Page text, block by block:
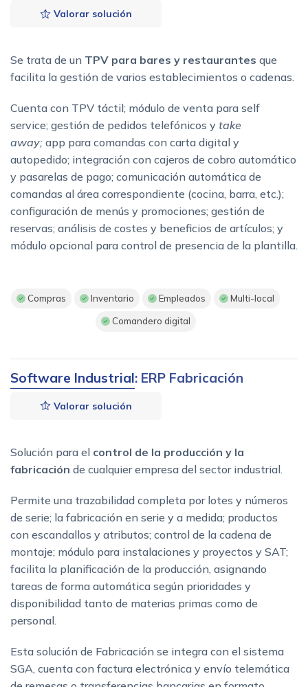
Valorar solución
Se trata de un TPV para bares y restaurantes que
facilita la gestión de varios establecimientos o cadenas.
Cuenta con TPV táctil; módulo de venta para self
service; gestión de pedidos telefónicos y take
away; app para comandas con carta digital y
autopedido; integración con cajeros de cobro automático
y pasarelas de pago; comunicación automática de
comandas al área correspondiente (cocina, barra, etc.);
configuración de menús y promociones; gestión de
reservas; análisis de costes y beneficios de artículos; y
módulo opcional para control de presencia de la plantilla.
Compras Inventario Empleados Multi-local
Comandero digital
Software Industrial: ERP Fabricación
Valorar solución
Solución para el control de la producción y la
fabricación de cualquier empresa del sector industrial.
Permite una trazabilidad completa por lotes y números
de serie; la fabricación en serie y a medida; productos
con escandallos y atributos; control de la cadena de
montaje; módulo para instalaciones y proyectos y SAT;
facilita la planificación de la producción, asignando
tareas de forma automática según prioridades y
disponibilidad tanto de materias primas como de
personal.
Esta solución de Fabricación se integra con el sistema
SGA, cuenta con factura electrónica y envío telemática